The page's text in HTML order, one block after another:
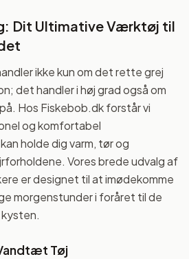
Dit Ultimative Værktøj til
ikke kun om det rette grej
det handler i høj grad også om
Hos Fiskebob.dk forstår vi
og komfortabel
holde dig varm, tør og
Vores brede udvalg af
er designet til at imødekomme
morgenstunder i foråret til de
Tøj